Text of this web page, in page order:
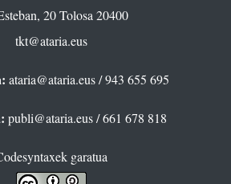
20 Tolosa 20400
tkt@ataria.eus
ataria@ataria.eus/ 943 655 695
publi@ataria.eus/ 661 678 818
garatua